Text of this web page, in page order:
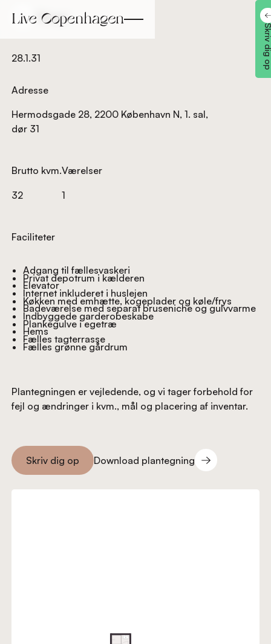
Tilbage
28.1.31
Adresse
Hermodsgade 28, 2200 København N, 1. sal,
dør 31
Brutto kvm.
32
Værelser
1
Faciliteter
Adgang til fællesvaskeri
Privat depotrum i kælderen
Elevator
Internet inkluderet i huslejen
Køkken med emhætte, kogeplader og køle/frys
Badeværelse med separat bruseniche og gulvvarme
Indbyggede garderobeskabe
Plankegulve i egetræ
Hems
Fælles tagterrasse
Fælles grønne gårdrum
Plantegningen er vejledende, og vi tager forbehold for
fejl og ændringer i kvm., mål og placering af inventar.
Skriv dig op
Skriv dig op
Download plantegning
Download plantegning